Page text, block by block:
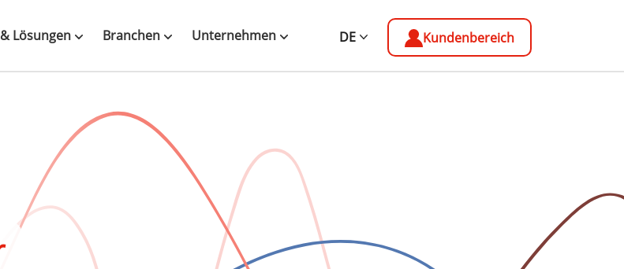
Lösungen Branchen Unternehmen DE Kundenbereich